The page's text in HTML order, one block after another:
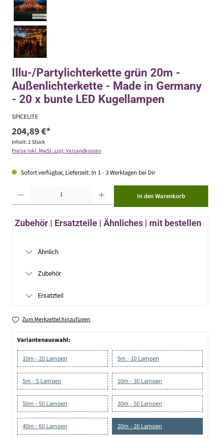
Illu-/Partylichterkette grün 20m -
Außenlichterkette - Made in Germany
- 20 x bunte LED Kugellampen
SPICELITE
204,89 €*
Inhalt: 1 Stück
Preise inkl. MwSt. zzgl. Versandkosten
Sofort verfügbar, Lieferzeit: In 1 - 3 Werktagen bei Dir
In den Warenkorb
Zubehör | Ersatzteile | Ähnliches | mit bestellen
Ähnlich
Zubehör
Ersatzteil
Zum Merkzettel hinzufügen
Variantenauswahl:
10m - 20 Lampen 5m - 10 Lampen
5m - 5 Lampen 10m - 30 Lampen
50m - 50 Lampen 30m - 50 Lampen
40m - 60 Lampen 20m - 20 Lampen